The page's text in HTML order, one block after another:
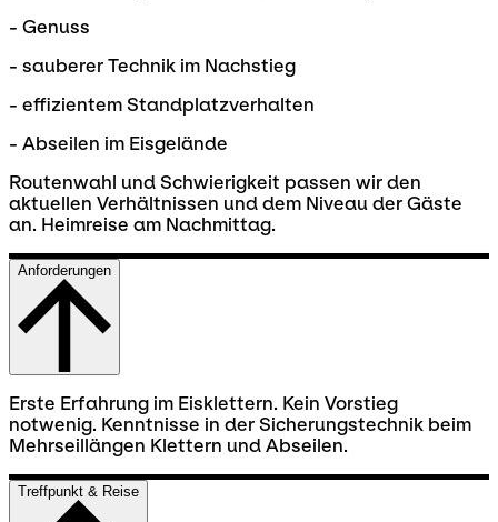
- Genuss
- sauberer Technik im Nachstieg
- effizientem Standplatzverhalten
- Abseilen im Eisgelände
Routenwahl und Schwierigkeit passen wir den
aktuellen Verhältnissen und dem Niveau der Gäste
an. Heimreise am Nachmittag.
Anforderungen
Erste Erfahrung im Eisklettern. Kein Vorstieg
notwenig. Kenntnisse in der Sicherungstechnik beim
Mehrseillängen Klettern und Abseilen.
Treffpunkt & Reise